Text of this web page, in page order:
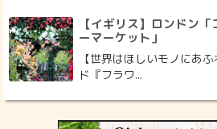
【イギリス】ロンドン
ーマーケット」
【世界はほしいモノにあ
ド『フラワ...